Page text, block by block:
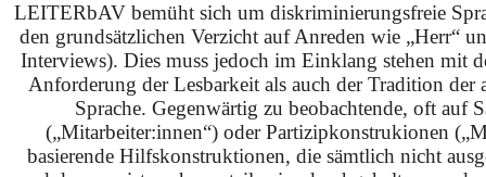
LEITERbAV bemüht sich um diskriminierungsfreie
den grundsätzlichen Verzicht auf Anreden wie „Herr“
Interviews). Dies muss jedoch im Einklang stehen mit
Anforderung der Lesbarkeit als auch der Tradition der
Sprache. Gegenwärtig zu beobachtende, oft auf
(„Mitarbeiter:innen“) oder Partizipkonstrukionen
basierende Hilfskonstruktionen, die sämtlich nicht